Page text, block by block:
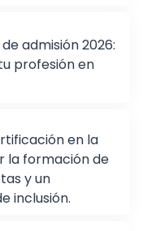
admisión 2026:
profesión en
en la
la formación de
y un
inclusión.